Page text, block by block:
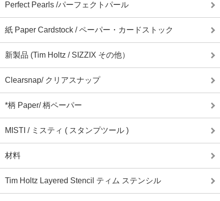
Perfect Pearls /パーフェクトパール
紙 Paper Cardstock / ペーパー・カードストック
新製品 (Tim Holtz / SIZZIX その他）
Clearsnap/ クリアスナップ
*柄 Paper/ 柄ペーパー
MISTI / ミスティ ( スタンプツール )
材料
Tim Holtz Layered Stencil ティム ステンシル